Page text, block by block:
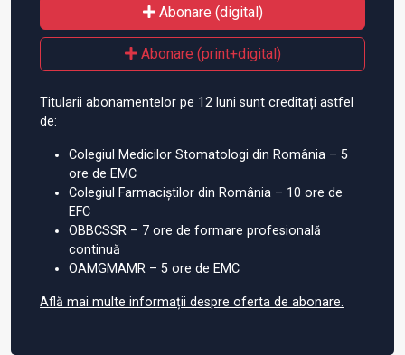
Abonare (digital)
Abonare (print+digital)
Titularii abonamentelor pe 12 luni sunt creditați astfel
de:
Colegiul Medicilor Stomatologi din România – 5
ore de EMC
Colegiul Farmaciștilor din România – 10 ore de
EFC
OBBCSSR – 7 ore de formare profesională
continuă
OAMGMAMR – 5 ore de EMC
Află mai multe informații despre oferta de abonare.